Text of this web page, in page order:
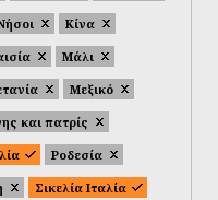
Κίνα
Μάλι
Μεξικό
και πατρίς
Ροδεσία
Σικελία Ιταλία